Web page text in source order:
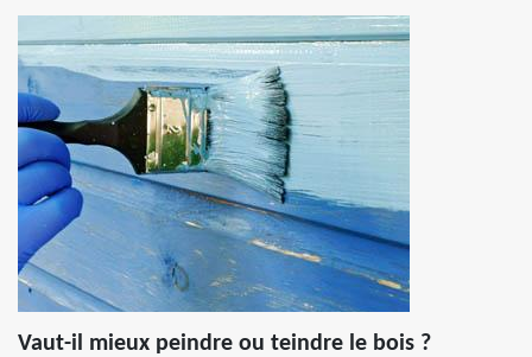
Vaut-il mieux peindre ou teindre le bois ?